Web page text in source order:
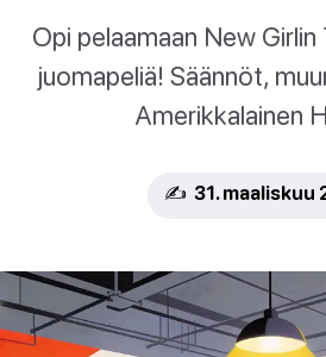
Opi pelaamaan New
juomapeliä! Säännöt,
Amerikkalainen
✍️ 31. maaliskuu